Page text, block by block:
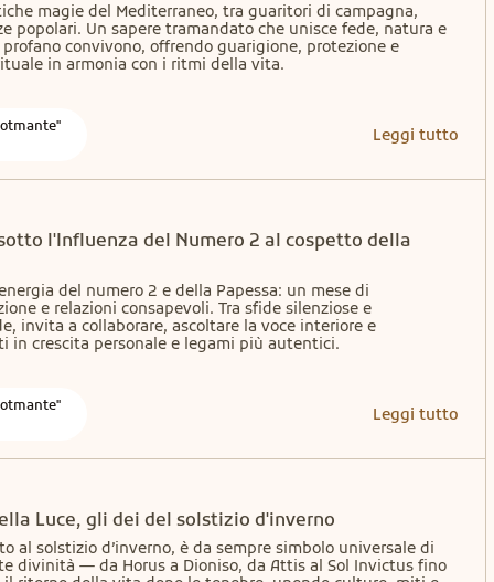
magie del Mediterraneo, tra guaritori di campagna,
popolari. Un sapere tramandato che unisce fede, natura e
profano convivono, offrendo guarigione, protezione e
in armonia con i ritmi della vita.
Leggi tutto
l'Influenza del Numero 2 al cospetto della
del numero 2 e della Papessa: un mese di
e relazioni consapevoli. Tra sfide silenziose e
invita a collaborare, ascoltare la voce interiore e
in crescita personale e legami più autentici.
Leggi tutto
Luce, gli dei del solstizio d'inverno
al solstizio d’inverno, è da sempre simbolo universale di
divinità — da Horus a Dioniso, da Attis al Sol Invictus fino